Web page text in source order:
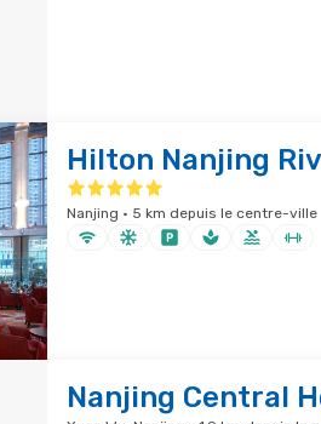
Hilton Nanjing
Nanjing · 5 km depuis le centre-ville
Nanjing Central